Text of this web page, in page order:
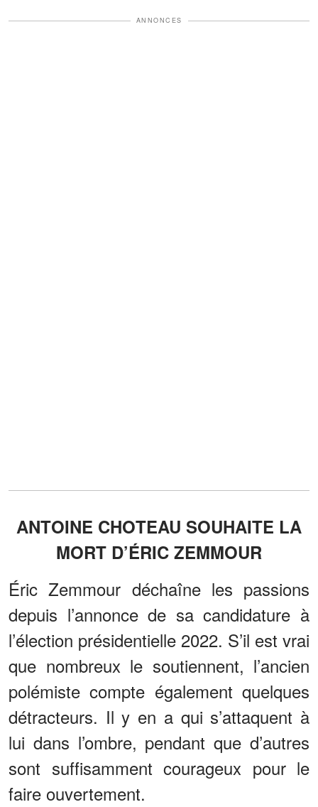
ANNONCES
ANTOINE CHOTEAU SOUHAITE LA
MORT D’ÉRIC ZEMMOUR
Éric Zemmour déchaîne les passions
depuis l’annonce de sa candidature à
l’élection présidentielle 2022. S’il est vrai
que nombreux le soutiennent, l’ancien
polémiste compte également quelques
détracteurs. Il y en a qui s’attaquent à
lui dans l’ombre, pendant que d’autres
sont suffisamment courageux pour le
faire ouvertement.